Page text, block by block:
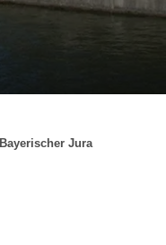
Bayerischer Jura